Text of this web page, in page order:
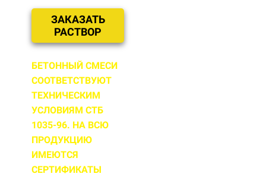
ЗАКАЗАТЬ
РАСТВОР
БЕТОННЫЙ СМЕСИ
СООТВЕТСТВУЮТ
ТЕХНИЧЕСКИМ
УСЛОВИЯМ СТБ
1035-96. НА ВСЮ
ПРОДУКЦИЮ
ИМЕЮТСЯ
СЕРТИФИКАТЫ